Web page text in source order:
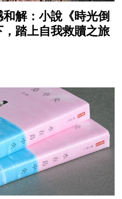
解：小說《時光倒
踏上自我救贖之旅